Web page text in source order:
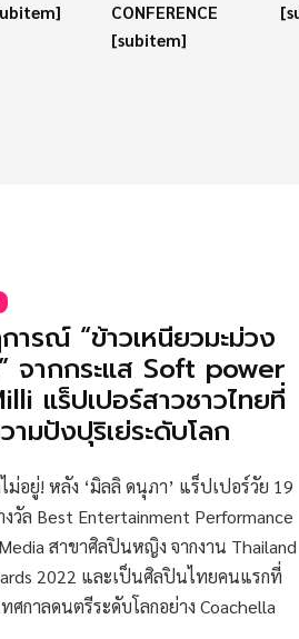
CONFERENCE
[subitem]
ารณ์ “ข้าวเหนียวมะม่วง
จากกระแส Soft power
แร็ปเปอร์สาวชาวไทยที่
ามปังปุริเย่ระดับโลก
อยู่! หลัง ‘มิลลิ ดนุภา’ แร็ปเปอร์วัย 19
วัล Best Entertainment Performance
สาขาศิลปินหญิง จากงาน Thailand
2022 และเป็นศิลปินไทยคนแรกที่
ศกาลดนตรีระดับโลกอย่าง Coachella